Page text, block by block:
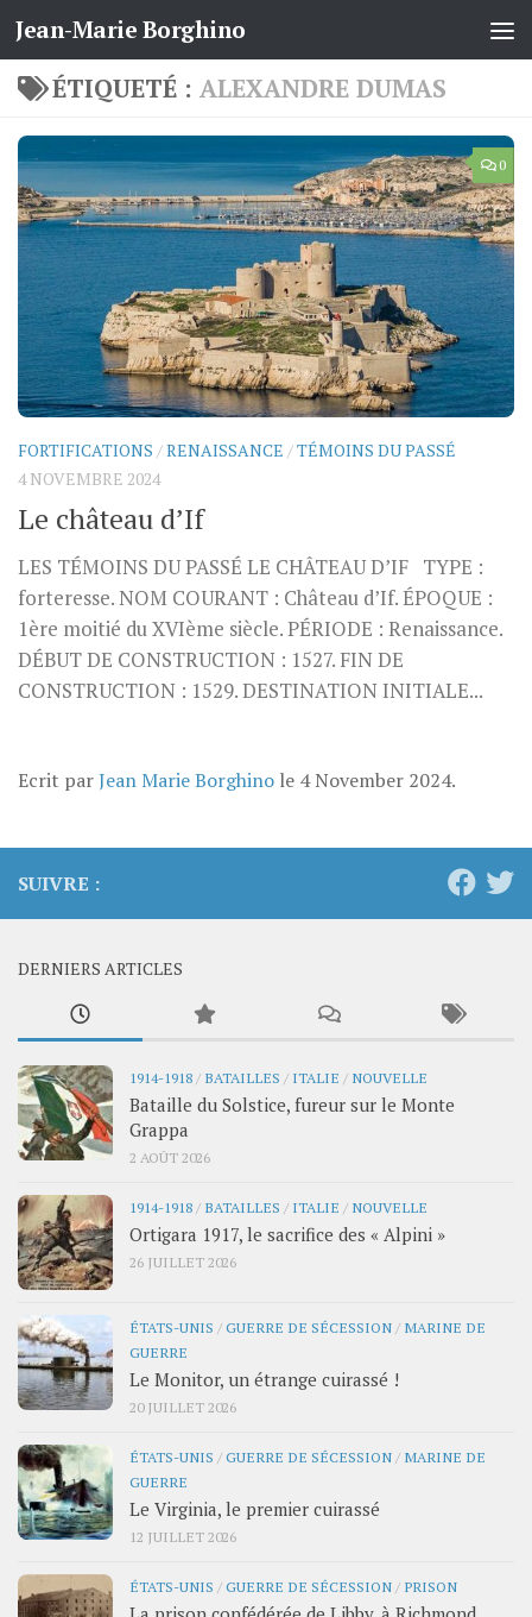
Skip to content
Jean-Marie Borghino
ÉTIQUETÉ : ALEXANDRE DUMAS
0
FORTIFICATIONS /RENAISSANCE /TÉMOINS DU PASSÉ
4 NOVEMBRE 2024
Le château d’If
LES TÉMOINS DU PASSÉ LE CHÂTEAU D’IF TYPE :
forteresse. NOM COURANT : Château d’If. ÉPOQUE :
1ère moitié du XVIème siècle. PÉRIODE : Renaissance.
DÉBUT DE CONSTRUCTION : 1527. FIN DE
CONSTRUCTION : 1529. DESTINATION INITIALE...
Ecrit parJean Marie Borghino le 4 November 2024.
SUIVRE :
DERNIERS ARTICLES
1914-1918 / BATAILLES / ITALIE / NOUVELLE
Bataille du Solstice, fureur sur le Monte
Grappa
2 AOÛT 2026
1914-1918 / BATAILLES / ITALIE / NOUVELLE
Ortigara 1917, le sacrifice des « Alpini »
26 JUILLET 2026
ÉTATS-UNIS /GUERRE DE SÉCESSION / MARINE DE
GUERRE
Le Monitor, un étrange cuirassé !
20 JUILLET 2026
ÉTATS-UNIS /GUERRE DE SÉCESSION / MARINE DE
GUERRE
Le Virginia, le premier cuirassé
12 JUILLET 2026
ÉTATS-UNIS /GUERRE DE SÉCESSION / PRISON